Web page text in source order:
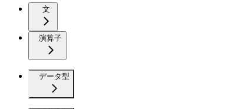
文
演算子
データ型